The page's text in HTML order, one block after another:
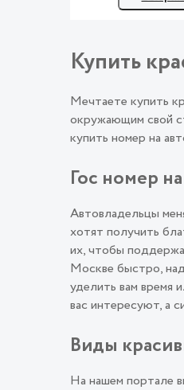
Купить
Мечтаете купить
окружающим свой
купить номер на
Гос номер
Автовладельцы
хотят получить
их, чтобы
Москве быстро,
уделить вам время
вас интересуют, а
Виды
На нашем портале